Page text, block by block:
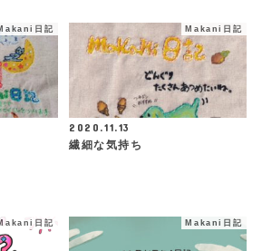
日記 Makani日記
2020.11.13
繊細な気持ち
日記 Makani日記